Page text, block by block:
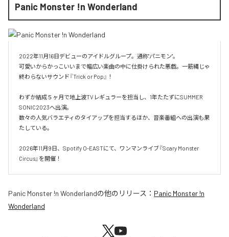
Panic Monster !n Wonderland
2022年11月16日デビューのアイドルグループ。通称"パニモン"。
可愛いからかっこいいまで幅広い楽曲の中に仕掛けられた悪戯。一筋縄じゃ
終わらないサウンド『Trick or Pop』！
わずか結成５ヶ月で地上波TVレギュラーを担当し、1年たたずにSUMMER
SONIC2023へ出演。
数々の人気バラエティのタイアップを担当するほか、音楽番組への出演も果
たしている。
2026年11月9日、Spotify O-EASTにて、ワンマンライブ『Scary Monster
Circus』を開催！
Panic Monster !n Wonderlandの他のリリース： Panic Monster !n
Wonderland